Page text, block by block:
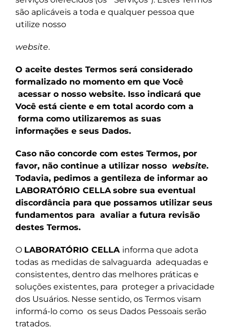
são aplicáveis a toda e qualquer pessoa que
utilize nosso
website.
O aceite destes Termos será considerado
formalizado no momento em que Você
acessar o nosso website. Isso indicará que
Você está ciente e em total acordo com a
forma como utilizaremos as suas
informações e seus Dados.
Caso não concorde com estes Termos, por
favor, não continue a utilizar nosso website.
Todavia, pedimos a gentileza de informar ao
LABORATÓRIO CELLA sobre sua eventual
discordância para que possamos utilizar seus
fundamentos para avaliar a futura revisão
destes Termos.
O LABORATÓRIO CELLA informa que adota
todas as medidas de salvaguarda adequadas e
consistentes, dentro das melhores práticas e
soluções existentes, para proteger a privacidade
dos Usuários. Nesse sentido, os Termos visam
informá-lo como os seus Dados Pessoais serão
tratados.